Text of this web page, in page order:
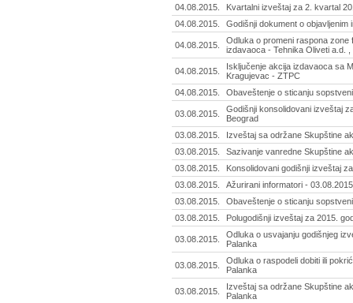
04.08.2015.
Kvartalni izveštaj za 2. kvartal
04.08.2015.
Godišnji dokument o objavljenim
04.08.2015.
Odluka o promeni raspona zone
izdavaoca - Tehnika Oliveti a.d.
04.08.2015.
Isključenje akcija izdavaoca sa
Kragujevac - ZTPC
04.08.2015.
Obaveštenje o sticanju
03.08.2015.
Godišnji konsolidovani izveštaj
Beograd
03.08.2015.
Izveštaj sa održane Skupštine
03.08.2015.
Sazivanje vanredne Skupštine
03.08.2015.
Konsolidovani godišnji izveštaj
03.08.2015.
Ažurirani informatori - 03.08.2015
03.08.2015.
Obaveštenje o sticanju
03.08.2015.
Polugodišnji izveštaj za 2015.
03.08.2015.
Odluka o usvajanju godišnjeg
Palanka
03.08.2015.
Odluka o raspodeli dobiti ili
Palanka
03.08.2015.
Izveštaj sa održane Skupštine
Palanka